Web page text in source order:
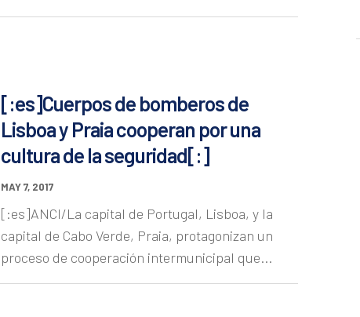
[:es]Cuerpos de bomberos de
Lisboa y Praia cooperan por una
cultura de la seguridad[:]
MAY 7, 2017
[:es]ANCI/La capital de Portugal, Lisboa, y la
capital de Cabo Verde, Praia, protagonizan un
proceso de cooperación intermunicipal que...